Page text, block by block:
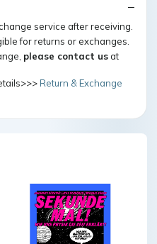
service after receiving.
for returns or exchanges.
please contact usat
Return & Exchange